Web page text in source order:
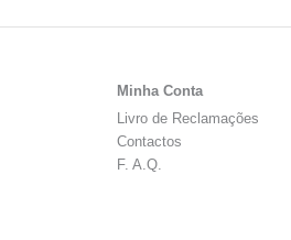
Minha Conta
Livro de Reclamações
Contactos
F. A.Q.